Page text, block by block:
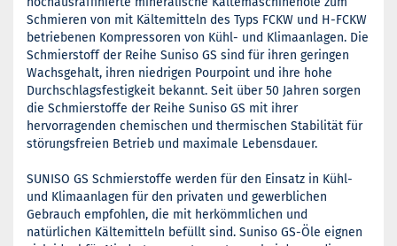
Schmieren von mit Kältemitteln des Typs FCKW und H-FCKW
betriebenen Kompressoren von Kühl- und Klimaanlagen. Die
Schmierstoff der Reihe Suniso GS sind für ihren geringen
Wachsgehalt, ihren niedrigen Pourpoint und ihre hohe
Durchschlagsfestigkeit bekannt. Seit über 50 Jahren sorgen
die Schmierstoffe der Reihe Suniso GS mit ihrer
hervorragenden chemischen und thermischen Stabilität für
störungsfreien Betrieb und maximale Lebensdauer.
SUNISO GS Schmierstoffe werden für den Einsatz in Kühl-
und Klimaanlagen für den privaten und gewerblichen
Gebrauch empfohlen, die mit herkömmlichen und
natürlichen Kältemitteln befüllt sind. Suniso GS-Öle eignen